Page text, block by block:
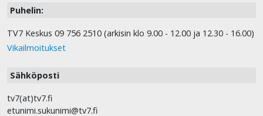
Puhelin:
TV7 Keskus 09 756 2510 (arkisin klo 9.00 - 12.00 ja 12.30 - 16.00)
Vikailmoitukset
Sähköposti
tv7(at)tv7.fi
etunimi.sukunimi@tv7.fi